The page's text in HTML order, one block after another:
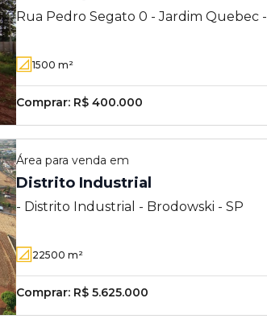
Rua Pedro Segato 0 - Jardim Quebec -
1500 m²
Comprar: R$ 400.000
Área para venda em
Distrito Industrial
- Distrito Industrial - Brodowski - SP
22500 m²
Comprar: R$ 5.625.000